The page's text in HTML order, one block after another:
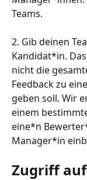
Teams.
2. Gib deinen
Kandidat*in.
nicht die
Feedback zu
geben soll. Wir
einem
eine*n
Manager*in
Zugriff